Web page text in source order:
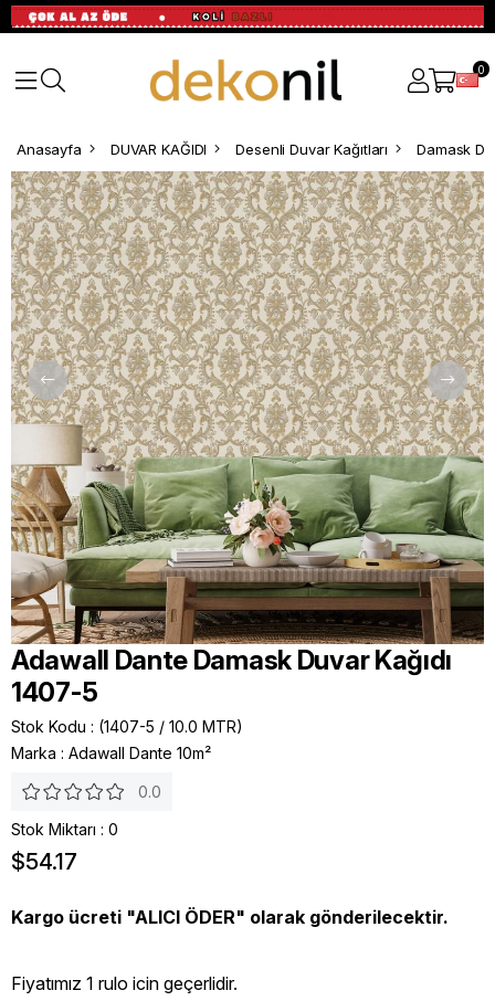
0
Anasayfa DUVAR KAĞIDI Desenli Duvar Kağıtları Damask
Adawall Dante Damask Duvar Kağıdı
1407-5
Stok Kodu
(1407-5 / 10.0 MTR)
Marka : Adawall Dante 10m²
0.0
Stok Miktarı : 0
$54.17
Kargo ücreti "ALICI ÖDER" olarak gönderilecektir.
Fiyatımız 1 rulo icin geçerlidir.